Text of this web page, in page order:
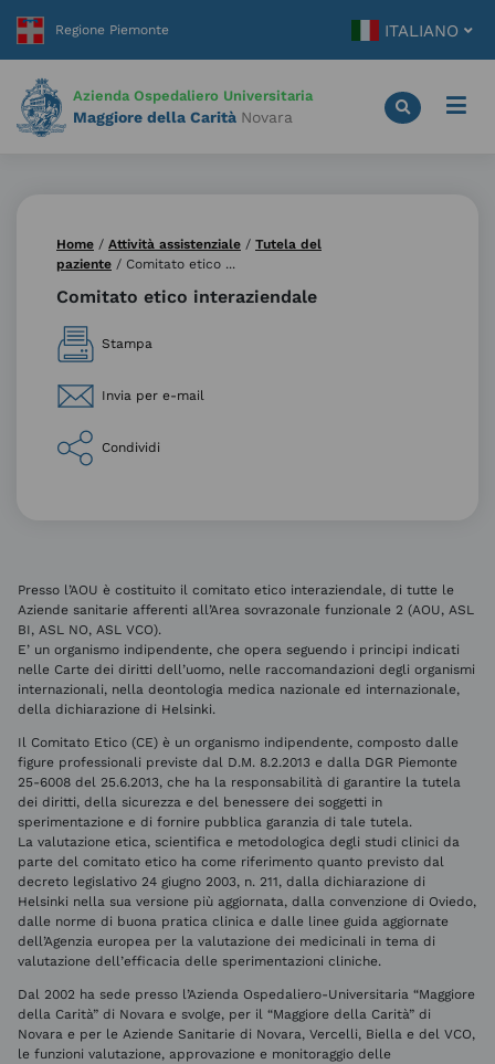
contenuto
ITALIANO
Azienda Ospedaliero Universitaria
Maggiore della Carità Novara
Home / Attività assistenziale / Tutela del
paziente / Comitato etico ...
Comitato etico interaziendale
Stampa
Invia per e-mail
Condividi
Presso l’AOU è costituito il comitato etico interaziendale, di tutte le
Aziende sanitarie afferenti all’Area sovrazonale funzionale 2 (AOU, ASL
BI, ASL NO, ASL VCO).
E’ un organismo indipendente, che opera seguendo i principi indicati
nelle Carte dei diritti dell’uomo, nelle raccomandazioni degli organismi
internazionali, nella deontologia medica nazionale ed internazionale,
della dichiarazione di Helsinki.
Il Comitato Etico (CE) è un organismo indipendente, composto dalle
figure professionali previste dal D.M. 8.2.2013 e dalla DGR Piemonte
25-6008 del 25.6.2013, che ha la responsabilità di garantire la tutela
dei diritti, della sicurezza e del benessere dei soggetti in
sperimentazione e di fornire pubblica garanzia di tale tutela.
La valutazione etica, scientifica e metodologica degli studi clinici da
parte del comitato etico ha come riferimento quanto previsto dal
decreto legislativo 24 giugno 2003, n. 211, dalla dichiarazione di
Helsinki nella sua versione più aggiornata, dalla convenzione di Oviedo,
dalle norme di buona pratica clinica e dalle linee guida aggiornate
dell’Agenzia europea per la valutazione dei medicinali in tema di
valutazione dell’efficacia delle sperimentazioni cliniche.
Dal 2002 ha sede presso l’Azienda Ospedaliero-Universitaria “Maggiore
della Carità” di Novara e svolge, per il “Maggiore della Carità” di
Novara e per le Aziende Sanitarie di Novara, Vercelli, Biella e del VCO,
le funzioni valutazione, approvazione e monitoraggio delle